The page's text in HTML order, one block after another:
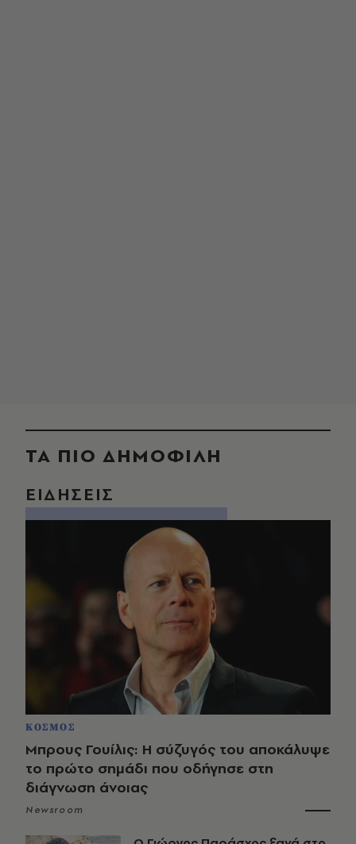
ΤΑ ΠΙΟ ΔΗΜΟΦΙΛΗ
ΕΙΔΗΣΕΙΣ
ΚΟΣΜΟΣ
Μπρους Γουίλις: Η σύζυγός του αποκάλυψε
το πρώτο σημάδι που οδήγησε στη
διάγνωση άνοιας
Newsroom